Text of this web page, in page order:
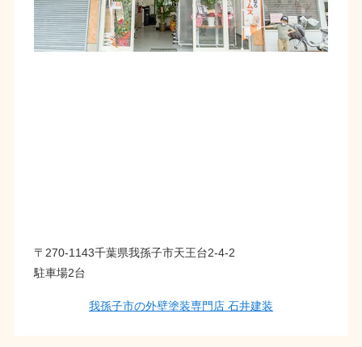
〒270-1143千葉県我孫子市天王台2-4-2
駐車場2台
我孫子市の外壁塗装専門店 石井建装